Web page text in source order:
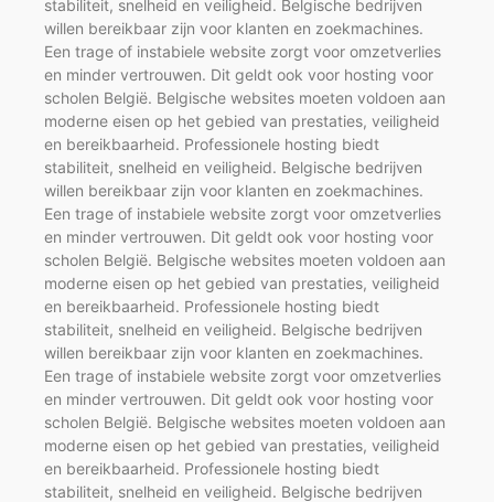
stabiliteit, snelheid en veiligheid. Belgische bedrijven
willen bereikbaar zijn voor klanten en zoekmachines.
Een trage of instabiele website zorgt voor omzetverlies
en minder vertrouwen. Dit geldt ook voor hosting voor
scholen België. Belgische websites moeten voldoen aan
moderne eisen op het gebied van prestaties, veiligheid
en bereikbaarheid. Professionele hosting biedt
stabiliteit, snelheid en veiligheid. Belgische bedrijven
willen bereikbaar zijn voor klanten en zoekmachines.
Een trage of instabiele website zorgt voor omzetverlies
en minder vertrouwen. Dit geldt ook voor hosting voor
scholen België. Belgische websites moeten voldoen aan
moderne eisen op het gebied van prestaties, veiligheid
en bereikbaarheid. Professionele hosting biedt
stabiliteit, snelheid en veiligheid. Belgische bedrijven
willen bereikbaar zijn voor klanten en zoekmachines.
Een trage of instabiele website zorgt voor omzetverlies
en minder vertrouwen. Dit geldt ook voor hosting voor
scholen België. Belgische websites moeten voldoen aan
moderne eisen op het gebied van prestaties, veiligheid
en bereikbaarheid. Professionele hosting biedt
stabiliteit, snelheid en veiligheid. Belgische bedrijven